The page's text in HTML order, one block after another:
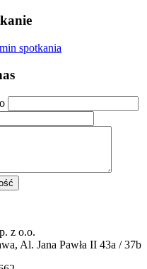
spotkania
z o.o.
Al. Jana Pawła II 43a / 37b